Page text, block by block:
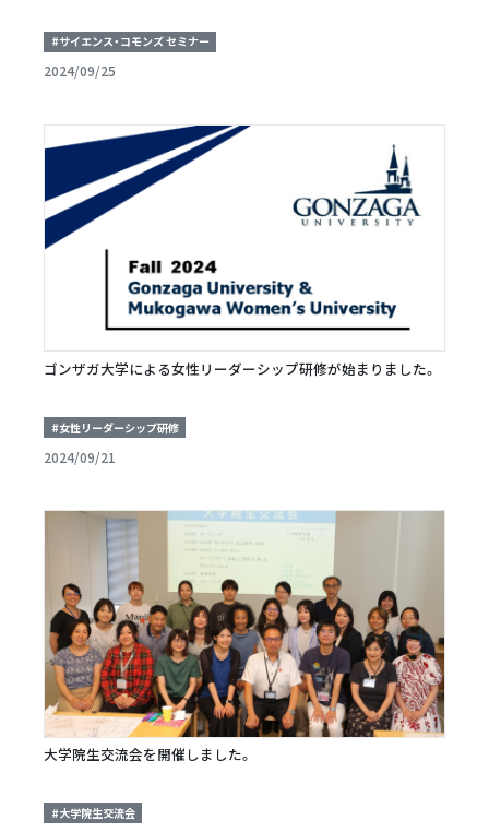
#サイエンス・コモンズ セミナー
2024/09/25
ゴンザガ大学による女性リーダーシップ研修が始まりました。
#女性リーダーシップ研修
2024/09/21
大学院生交流会を開催しました。
#大学院生交流会